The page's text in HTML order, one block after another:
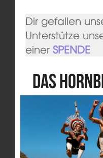
Dir gefallen
Unterstütze
einer SPENDE
Das